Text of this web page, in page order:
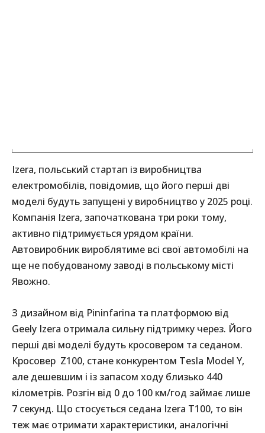
Izera, польський стартап із виробництва
електромобілів, повідомив, що його перші дві
моделі будуть запущені у виробництво у 2025 році.
Компанія Izera, започаткована три роки тому,
активно підтримується урядом країни.
Автовиробник вироблятиме всі свої автомобілі на
ще не побудованому заводі в польському місті
Явожно.
З дизайном від Pininfarina та платформою від
Geely Izera отримала сильну підтримку через. Його
перші дві моделі будуть кросовером та седаном.
Кросовер Z100, стане конкурентом Tesla Model Y,
але дешевшим і із запасом ходу близько 440
кілометрів. Розгін від 0 до 100 км/год займає лише
7 секунд. Що стосується седана Izera Т100, то він
теж має отримати характеристики, аналогічні